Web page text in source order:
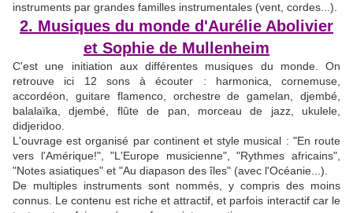
instruments par grandes familles instrumentales (vent, cordes...).
2. Musiques du monde d'Aurélie Abolivier
et Sophie de Mullenheim
C'est une initiation aux différentes musiques du monde. On
retrouve ici 12 sons à écouter : harmonica, cornemuse,
accordéon, guitare flamenco, orchestre de gamelan, djembé,
balalaïka, djembé, flûte de pan, morceau de jazz, ukulele,
didjeridoo.
L'ouvrage est organisé par continent et style musical : "En route
vers l'Amérique!", "L'Europe musicienne", "Rythmes africains",
"Notes asiatiques" et "Au diapason des îles" (avec l'Océanie...).
De multiples instruments sont nommés, y compris des moins
connus. Le contenu est riche et attractif, et parfois interactif car le